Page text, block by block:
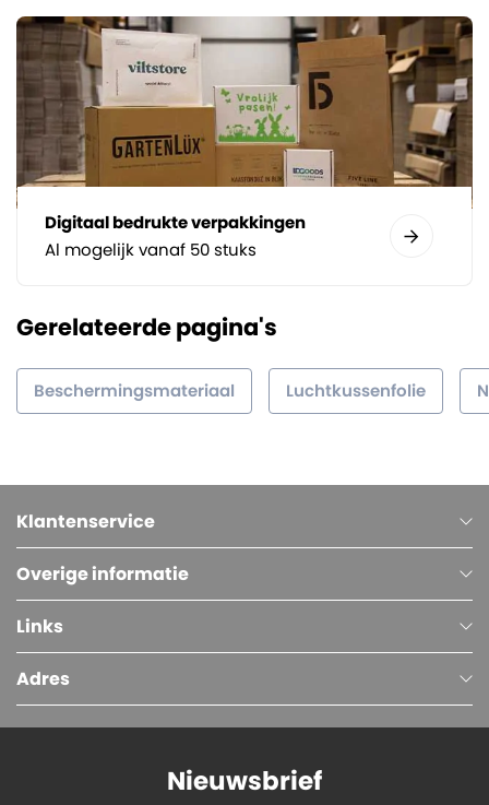
Digitaal bedrukte verpakkingen
Al mogelijk vanaf 50 stuks
Gerelateerde pagina's
Beschermingsmateriaal Luchtkussenfolie
Klantenservice
Overige informatie
Links
Adres
Nieuwsbrief